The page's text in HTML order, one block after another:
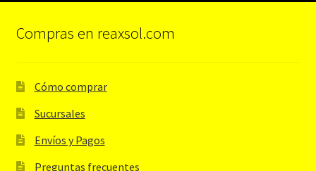
Compras en reaxsol.com
Cómo comprar
Sucursales
Envíos y Pagos
Preguntas frecuentes